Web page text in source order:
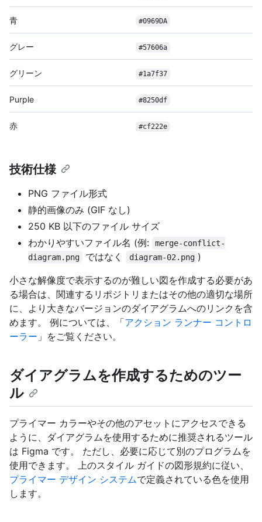
青 #0969DA
グレー #57606a
グリーン #1a7f37
Purple #8250df
赤 #cf222e
技術仕様
PNG ファイル形式
静的画像のみ (GIF なし)
250 KB 以下のファイル サイズ
わかりやすいファイル名 (例:
merge-conflict-
diagram.png
ではなく diagram-02.png )
小さな解像度で表示するのが難しい図を作成する必要があ
る場合は、関連するリポジトリまたはその他の適切な場所
に、より大きなバージョンのダイアグラムへのリンクを含
めます。 例については、「アクション ランナー コントロ
ーラー 」をご覧ください。
ダイアグラムを作成するためのツー
ル
プライマー カラーやその他のアセットにアクセスできる
ように、ダイアグラムを使用するために推奨されるツール
は Figma です。 ただし、必要に応じて別のプログラムを
使用できます。 上のスタイル ガイドの図形規約に従い、
プライマー デザイン システムで定義されている色を使用
します。